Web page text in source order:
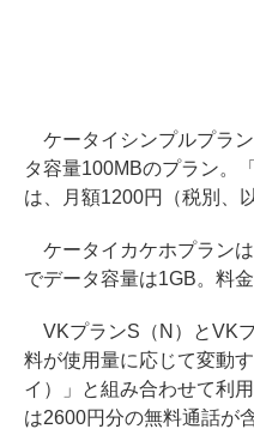
ケータイシンプルプラ
タ容量100MBのプラン。
は、月額1200円（税別、
ケータイカケホプラン
でデータ容量は1GB。料金
VKプランS（N）とVK
料が使用量に応じて変動
イ）」と組み合わせて利
は2600円分の無料通話が